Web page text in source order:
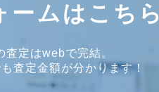
ームはこちら
定はwebで完結。
査定金額が分かります！